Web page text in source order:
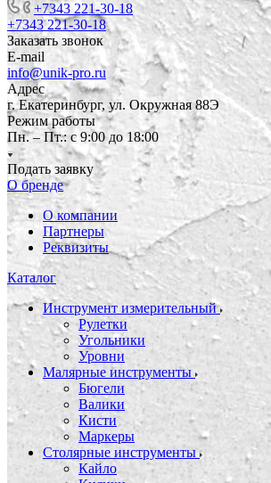
+7343 221-30-18
+7343 221-30-18
Заказать звонок
E-mail
info@unik-pro.ru
Адрес
г. Екатеринбург, ул. Окружная 88Э
Режим работы
Пн. – Пт.: с 9:00 до 18:00
Подать заявку
О бренде
О компании
Партнеры
Реквизиты
Каталог
Инструмент измерительный
Рулетки
Угольники
Уровни
Малярные инструменты
Бюгели
Валики
Кисти
Маркеры
Столярные инструменты
Кайло